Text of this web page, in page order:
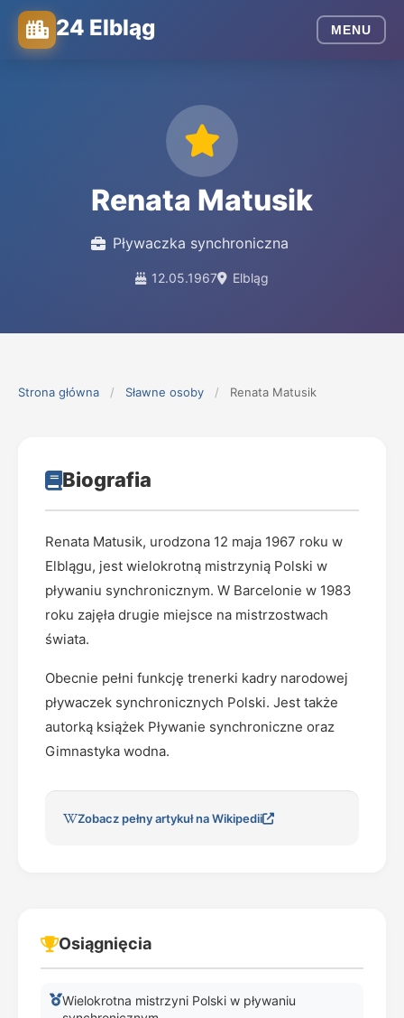
24 Elbląg MENU
Renata Matusik
Pływaczka synchroniczna
12.05.1967 Elbląg
Strona główna / Sławne osoby / Renata Matusik
Biografia
Renata Matusik, urodzona 12 maja 1967 roku w
Elblągu, jest wielokrotną mistrzynią Polski w
pływaniu synchronicznym. W Barcelonie w 1983
roku zajęła drugie miejsce na mistrzostwach
świata.
Obecnie pełni funkcję trenerki kadry narodowej
pływaczek synchronicznych Polski. Jest także
autorką książek Pływanie synchroniczne oraz
Gimnastyka wodna.
Zobacz pełny artykuł na Wikipedii
Osiągnięcia
Wielokrotna mistrzyni Polski w pływaniu